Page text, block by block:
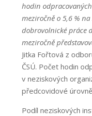
hodin
meziročně o 5,6 %
dobrovolnické práce
meziročně
Jitka Fořtová z
ČSÚ. Počet hodin
v neziskových
předcovidové
Podíl neziskových